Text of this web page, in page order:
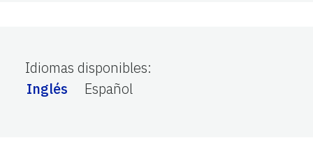
Idiomas disponibles:
Inglés
Español